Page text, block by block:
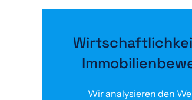
Wir analysieren den